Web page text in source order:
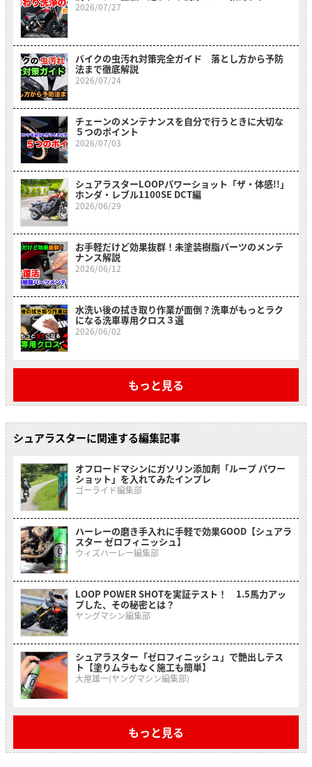
2026/07/27
バイクの虫汚れ対策完全ガイド 落とし方から予防
法まで徹底解説
2026/07/24
チェーンのメンテナンスを自分で行うときに大切な
５つのポイント
2026/07/03
シュアラスターLOOPパワーショット「ザ・体感!!」
ホンダ・レブル1100SE DCT編
2026/06/29
お手軽だけど効果抜群！未塗装樹脂パーツのメンテ
ナンス解説
2026/06/12
水洗い後の拭き取り作業が面倒？洗車がもっとラク
になる洗車専用クロス３選
2026/06/02
もっと見る
シュアラスターに関連する編集記事
オフロードマシンにガソリン添加剤「ループ パワー
ショット」を入れてみたインプレ
ゴーライド編集部
ハーレーの磨き手入れに手軽で効果GOOD【シュアラ
スター ゼロフィニッシュ】
ウィズハーレー編集部
LOOP POWER SHOTを実証テスト！ 1.5馬力アッ
プした、その秘密とは？
ヤングマシン編集部
シュアラスター「ゼロフィニッシュ」で艶出しテス
ト【塗りムラもなく施工も簡単】
大屋雄一(ヤングマシン編集部)
もっと見る